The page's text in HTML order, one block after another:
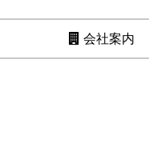
会社案内